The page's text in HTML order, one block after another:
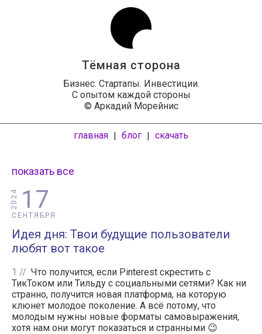
Тёмная сторона
Бизнес. Стартапы. Инвестиции.
С опытом каждой стороны
© Аркадий Морейнис
главная | блог | скачать
показать все
17
СЕНТЯБРЯ
2024
Идея дня: Твои будущие пользователи
любят вот такое
1
Что получится, если Pinterest скрестить с
ТикТоком или Тильду с социальными сетями? Как ни
странно, получится новая платформа, на которую
клюнет молодое поколение. А всё потому, что
молодым нужны новые форматы самовыражения,
хотя нам они могут показаться и странными 😉